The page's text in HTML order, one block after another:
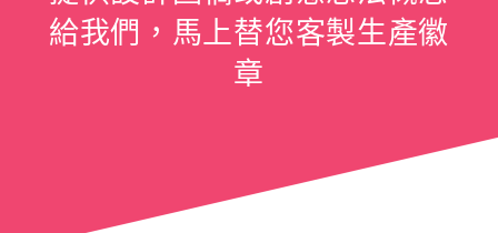
給我們，馬上替您客製生產徽
章